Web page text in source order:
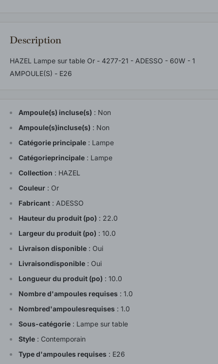
Description
HAZEL Lampe sur table Or - 4277-21 - ADESSO - 60W - 1
AMPOULE(S) - E26
Ampoule(s) incluse(s) : Non
Ampoule(s)incluse(s) : Non
Catégorie principale : Lampe
Catégorieprincipale : Lampe
Collection : HAZEL
Couleur : Or
Fabricant : ADESSO
Hauteur du produit (po) : 22.0
Largeur du produit (po) : 10.0
Livraison disponible : Oui
Livraisondisponible : Oui
Longueur du produit (po) : 10.0
Nombre d'ampoules requises : 1.0
Nombred'ampoulesrequises : 1.0
Sous-catégorie : Lampe sur table
Style : Contemporain
Type d'ampoules requises : E26